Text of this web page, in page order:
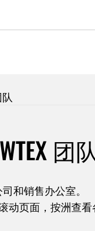
团
和销售办公室。
页面，按洲查看